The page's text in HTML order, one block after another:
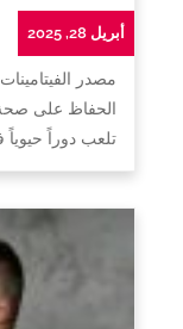
أبريل 28, 2025
مصدر
الحفاظ على صحة
تلعب دوراً حيوياً